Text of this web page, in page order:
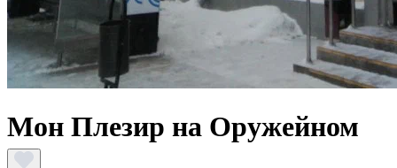
Мон Плезир на Оружейном